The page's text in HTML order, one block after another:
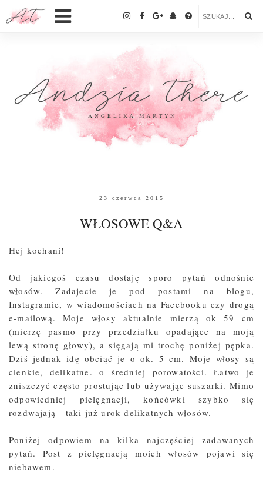
23 czerwca 2015
WŁOSOWE Q&A
Hej kochani!
Od jakiegoś czasu dostaję sporo pytań odnośnie
włosów. Zadajecie je pod postami na blogu,
Instagramie, w wiadomościach na Facebooku czy drogą
e-mailową. Moje włosy aktualnie mierzą ok 59 cm
(mierzę pasmo przy przedziałku opadające na moją
lewą stronę głowy), a sięgają mi trochę poniżej pępka.
Dziś jednak idę obciąć je o ok. 5 cm. Moje włosy są
cienkie, delikatne. o średniej porowatości. Łatwo je
zniszczyć często prostując lub używając suszarki. Mimo
odpowiedniej pielęgnacji, końcówki szybko się
rozdwajają - taki już urok delikatnych włosów.
Poniżej odpowiem na kilka najczęściej zadawanych
pytań. Post z pielęgnacją moich włosów pojawi się
niebawem.